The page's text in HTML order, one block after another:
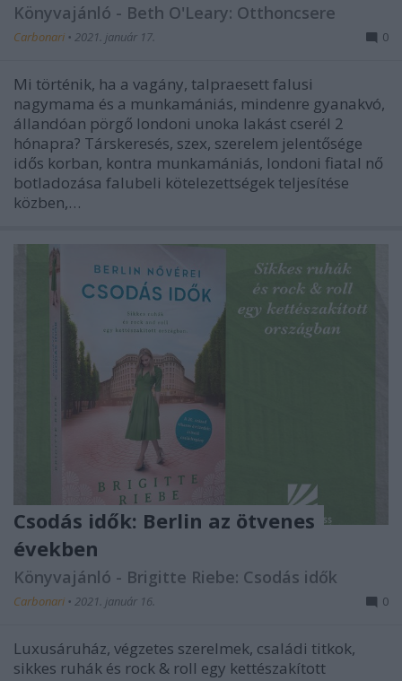
Könyvajánló - Beth O'Leary: Otthoncsere
Carbonari • 2021. január 17. 0
Mi történik, ha a vagány, talpraesett falusi
nagymama és a munkamániás, mindenre gyanakvó,
állandóan pörgő londoni unoka lakást cserél 2
hónapra? Társkeresés, szex, szerelem jelentősége
idős korban, kontra munkamániás, londoni fiatal nő
botladozása falubeli kötelezettségek teljesítése
közben,…
Csodás idők: Berlin az ötvenes
években
Könyvajánló - Brigitte Riebe: Csodás idők
Carbonari • 2021. január 16. 0
Luxusáruház, végzetes szerelmek, családi titkok,
sikkes ruhák és rock & roll egy kettészakított